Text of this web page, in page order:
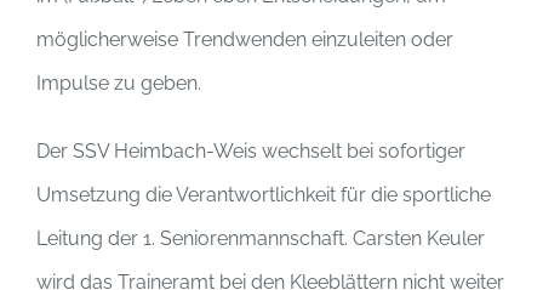
möglicherweise Trendwenden einzuleiten oder
Impulse zu geben.
Der SSV Heimbach-Weis wechselt bei sofortiger
Umsetzung die Verantwortlichkeit für die sportliche
Leitung der 1. Seniorenmannschaft. Carsten Keuler
wird das Traineramt bei den Kleeblättern nicht weiter